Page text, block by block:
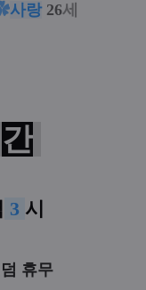
사랑26세
간
3 시
휴무